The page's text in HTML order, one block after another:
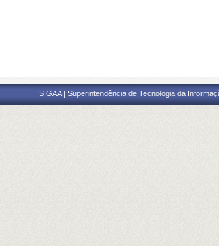
SIGAA | Superintendência de Tecnologia da